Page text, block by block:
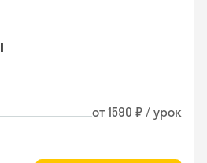
от 1590 ₽ / урок